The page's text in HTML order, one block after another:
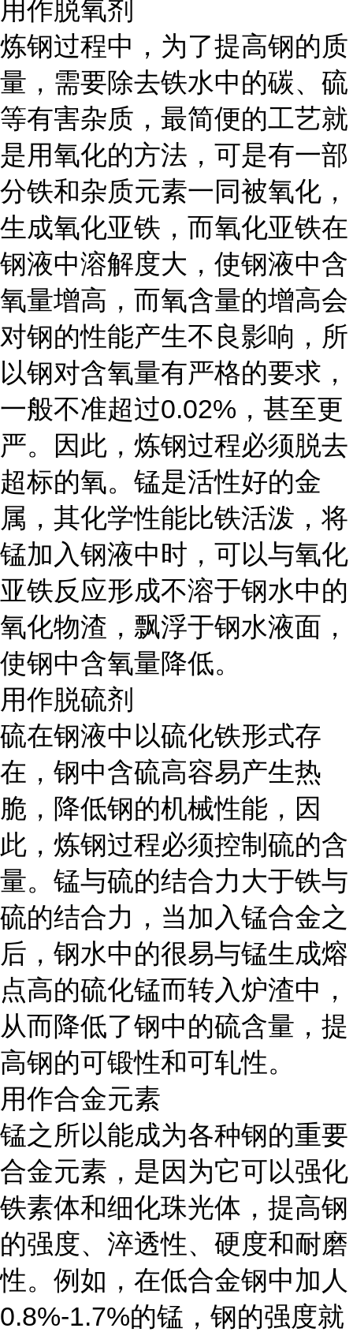
用作脱氧剂
炼钢过程中，为了提高钢的质
量，需要除去铁水中的碳、硫
等有害杂质，最简便的工艺就
是用氧化的方法，可是有一部
分铁和杂质元素一同被氧化，
生成氧化亚铁，而氧化亚铁在
钢液中溶解度大，使钢液中含
氧量增高，而氧含量的增高会
对钢的性能产生不良影响，所
以钢对含氧量有严格的要求，
一般不准超过0.02%，甚至更
严。因此，炼钢过程必须脱去
超标的氧。锰是活性好的金
属，其化学性能比铁活泼，将
锰加入钢液中时，可以与氧化
亚铁反应形成不溶于钢水中的
氧化物渣，飘浮于钢水液面，
使钢中含氧量降低。
用作脱硫剂
硫在钢液中以硫化铁形式存
在，钢中含硫高容易产生热
脆，降低钢的机械性能，因
此，炼钢过程必须控制硫的含
量。锰与硫的结合力大于铁与
硫的结合力，当加入锰合金之
后，钢水中的很易与锰生成熔
点高的硫化锰而转入炉渣中，
从而降低了钢中的硫含量，提
高钢的可锻性和可轧性。
用作合金元素
锰之所以能成为各种钢的重要
合金元素，是因为它可以强化
铁素体和细化珠光体，提高钢
的强度、淬透性、硬度和耐磨
性。例如，在低合金钢中加人
0.8%-1.7%的锰，钢的强度就